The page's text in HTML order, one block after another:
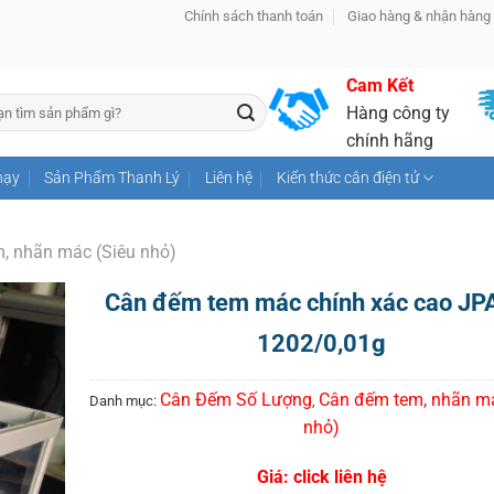
Chính sách thanh toán Giao hàng & nhận hàng
Cam Kết
Hàng công ty
chính hãng
Sản Phẩm Thanh Lý Liên hệ Kiến thức cân điện tử
nhãn mác (Siêu nhỏ)
Cân đếm tem mác chính xác cao
1202/0,01g
Danh mục: Cân Đếm Số Lượng, Cân đếm tem, nhãn
nhỏ)
Giá: click liên hệ